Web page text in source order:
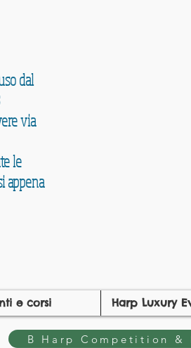
dal
via
le
appena
e corsi Harp Luxury
B Harp Competition &